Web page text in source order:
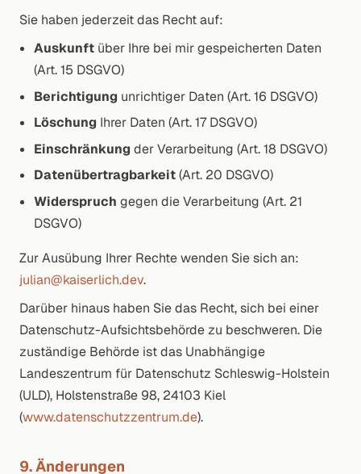
Sie haben jederzeit das Recht auf:
Auskunft über Ihre bei mir gespeicherten Daten
(Art. 15 DSGVO)
Berichtigung unrichtiger Daten (Art. 16 DSGVO)
Löschung Ihrer Daten (Art. 17 DSGVO)
Einschränkung der Verarbeitung (Art. 18 DSGVO)
Datenübertragbarkeit(Art. 20 DSGVO)
Widerspruch gegen die Verarbeitung (Art. 21
DSGVO)
Zur Ausübung Ihrer Rechte wenden Sie sich an:
julian@kaiserlich.dev.
Darüber hinaus haben Sie das Recht, sich bei einer
Datenschutz-Aufsichtsbehörde zu beschweren. Die
zuständige Behörde ist das Unabhängige
Landeszentrum für Datenschutz Schleswig-Holstein
(ULD), Holstenstraße 98, 24103 Kiel
(www.datenschutzzentrum.de).
9. Änderungen